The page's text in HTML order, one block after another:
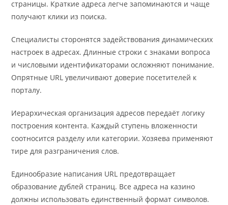
страницы. Краткие адреса легче запоминаются и чаще
получают клики из поиска.
Специалисты сторонятся задействования динамических
настроек в адресах. Длинные строки с знаками вопроса
и числовыми идентификаторами осложняют понимание.
Опрятные URL увеличивают доверие посетителей к
порталу.
Иерархическая организация адресов передаёт логику
построения контента. Каждый ступень вложенности
соотносится разделу или категории. Хозяева применяют
тире для разграничения слов.
Единообразие написания URL предотвращает
образование дублей страниц. Все адреса на казино
должны использовать единственный формат символов.